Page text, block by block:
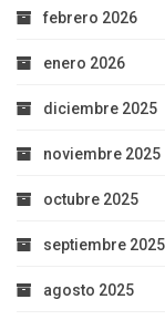
febrero 2026
enero 2026
diciembre 2025
noviembre 2025
octubre 2025
septiembre 2025
agosto 2025